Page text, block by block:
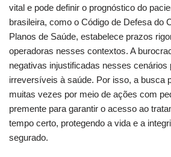
vital e pode definir o prognóstico do
brasileira, como o Código de Defesa do
Planos de Saúde, estabelece prazos
operadoras nesses contextos. A
negativas injustificadas nesses cenários
irreversíveis à saúde. Por isso, a busca
muitas vezes por meio de ações com
premente para garantir o acesso ao
tempo certo, protegendo a vida e a
segurado.